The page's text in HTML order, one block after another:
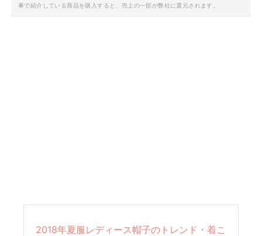
事で紹介している商品を購入すると、売上の一部が弊社に還元されます。
2018年夏服レディース帽子のトレンド・着こ